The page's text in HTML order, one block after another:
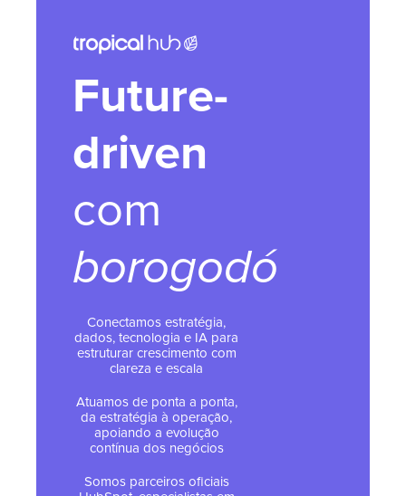
Future-
driven
com
borogodó
Conectamos estratégia,
dados, tecnologia e IA para
estruturar crescimento com
clareza e escala
Atuamos de ponta a ponta,
da estratégia à operação,
apoiando a evolução
contínua dos negócios
Somos parceiros oficiais